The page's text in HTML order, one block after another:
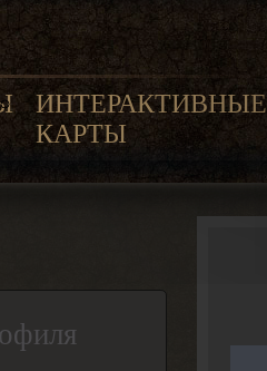
ИНТЕРАКТИВНЫЕ
КАРТЫ